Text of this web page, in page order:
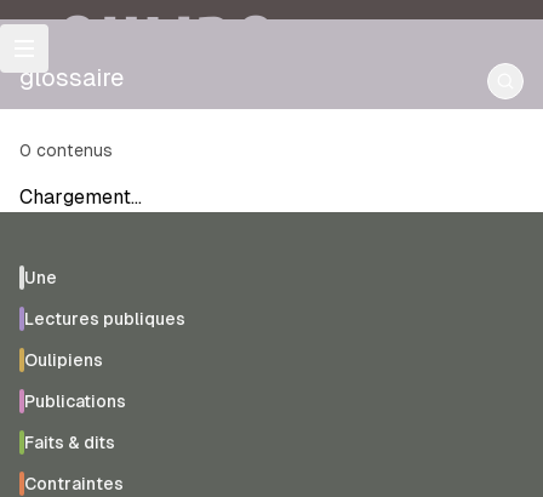
OULIPO
glossaire
0 contenus
Chargement…
Une
Lectures publiques
Oulipiens
Publications
Faits & dits
Contraintes